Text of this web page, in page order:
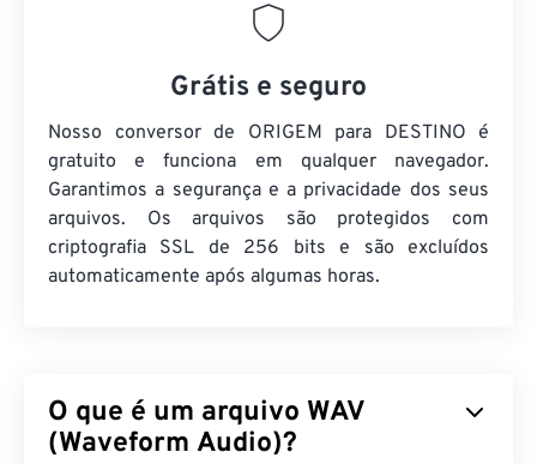
Grátis e seguro
Nosso conversor de ORIGEM para DESTINO é
gratuito e funciona em qualquer navegador.
Garantimos a segurança e a privacidade dos seus
arquivos. Os arquivos são protegidos com
criptografia SSL de 256 bits e são excluídos
automaticamente após algumas horas.
O que é um arquivo WAV
(Waveform Audio)?